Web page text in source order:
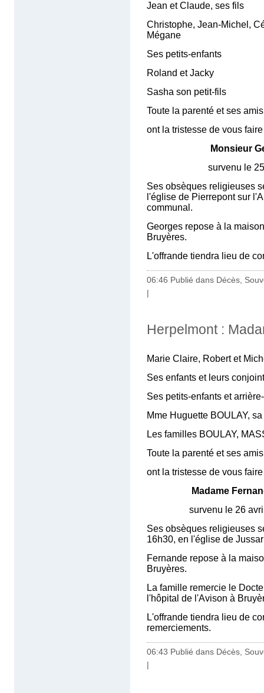
Jean et Claude, ses fils
Christophe, Jean-Michel,
Mégane
Ses petits-enfants
Roland et Jacky
Sasha son petit-fils
Toute la parenté et ses amis
ont la tristesse de vous
Monsieur
survenu le 25 avril
Ses obsèques religieuses
l'église de Pierrepont sur
communal.
Georges repose à la
Bruyères.
L'offrande tiendra lieu de
06:46 Publié dans Décès,
|
Herpelmont :
Marie Claire, Robert et
Ses enfants et leurs
Ses petits-enfants et
Mme Huguette BOULAY,
Les familles BOULAY,
Toute la parenté et ses amis
ont la tristesse de vous
Madame
survenu le 26 avril
Ses obsèques religieuses
16h30, en l'église de
Fernande repose à la
Bruyères.
La famille remercie le
l'hôpital de l'Avison à
L'offrande tiendra lieu de
remerciements.
06:43 Publié dans Décès,
|